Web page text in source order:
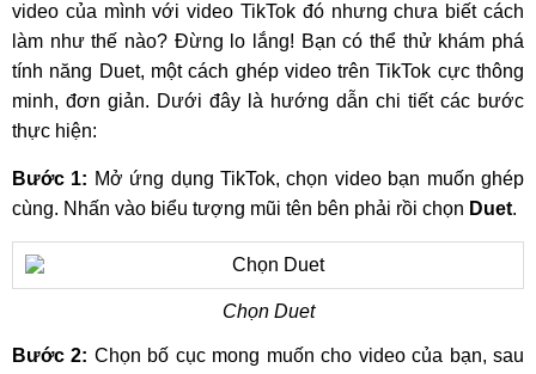
video của mình với video TikTok đó nhưng chưa biết cách
làm như thế nào? Đừng lo lắng! Bạn có thể thử khám phá
tính năng Duet, một cách ghép video trên TikTok cực thông
minh, đơn giản. Dưới đây là hướng dẫn chi tiết các bước
thực hiện:
Bước 1: Mở ứng dụng TikTok, chọn video bạn muốn ghép
cùng. Nhấn vào biểu tượng mũi tên bên phải rồi chọn Duet.
Chọn Duet
Bước 2: Chọn bố cục mong muốn cho video của bạn, sau